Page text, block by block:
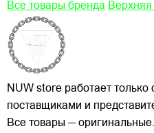
Все товары бренда
NUW store работает
поставщиками и
Все товары — оригинальные.